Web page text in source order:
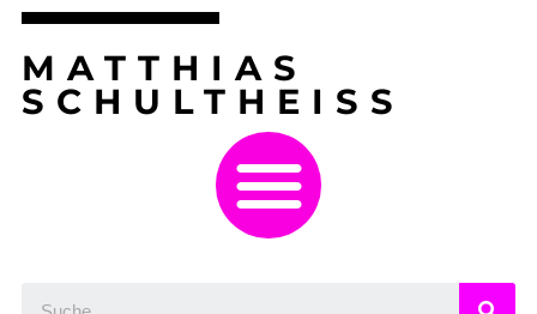
MATTHIAS
SCHULTHEISS